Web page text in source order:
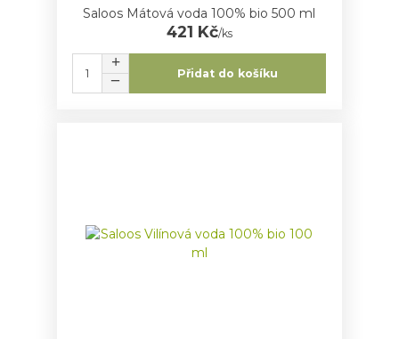
Saloos Mátová voda 100% bio 500 ml
421 Kč/ks
Přidat do košíku